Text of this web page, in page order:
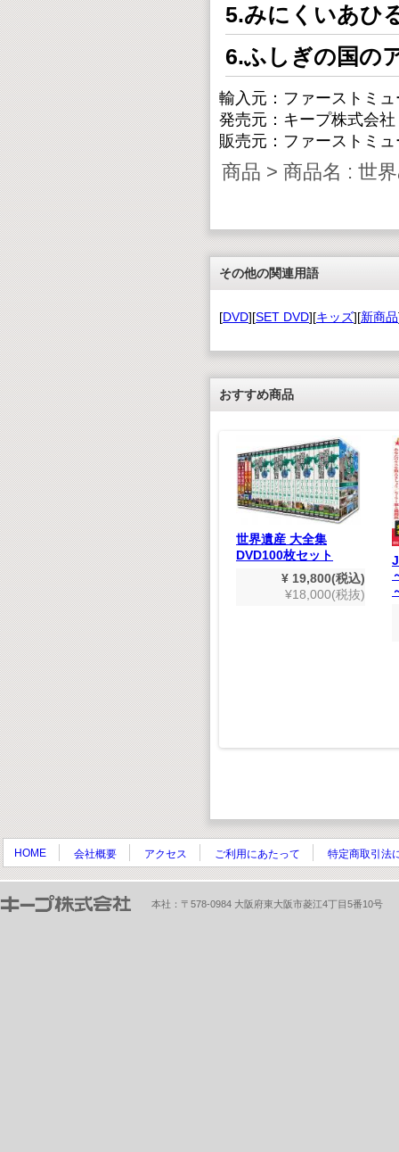
5.みにくいあひ
6.ふしぎの国の
輸入元：ファーストミ
発売元：キープ株式会社
販売元：ファーストミ
商品 > 商品名 : 世
その他の関連用語
[DVD][SET DVD][キッズ][新商品
おすすめ商品
うわ
ター
税込)
税抜)
木製エレベータ式コー
スタークラフトキット
¥ 1,628(税込)
¥1,480(税抜)
世界遺産 大全集
DVD100枚セット
¥ 19,800(税込)
¥18,000(税抜)
HOME 会社概要 アクセス ご利用にあたって 特定商取引法
本社：〒578-0984 大阪府東大阪市菱江4丁目5番10号